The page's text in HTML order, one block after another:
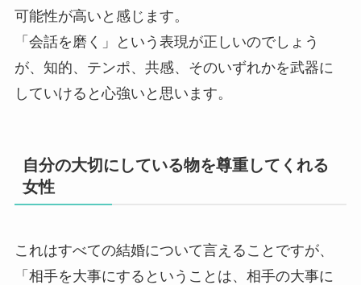
可能性が高いと感じます。
「会話を磨く」という表現が正しいのでしょう
が、知的、テンポ、共感、そのいずれかを武器に
していけると心強いと思います。
自分の大切にしている物を尊重してくれる
女性
これはすべての結婚について言えることですが、
「相手を大事にするということは、相手の大事に